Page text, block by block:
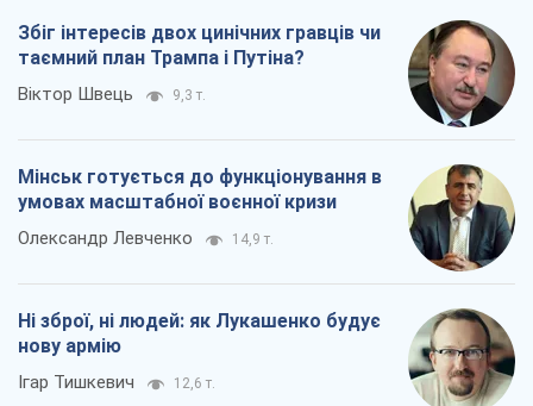
Збіг інтересів двох цинічних гравців чи
таємний план Трампа і Путіна?
Віктор Швець 9,3 т.
Мінськ готується до функціонування в
умовах масштабної воєнної кризи
Олександр Левченко 14,9 т.
Ні зброї, ні людей: як Лукашенко будує
нову армію
Ігар Тишкевич 12,6 т.